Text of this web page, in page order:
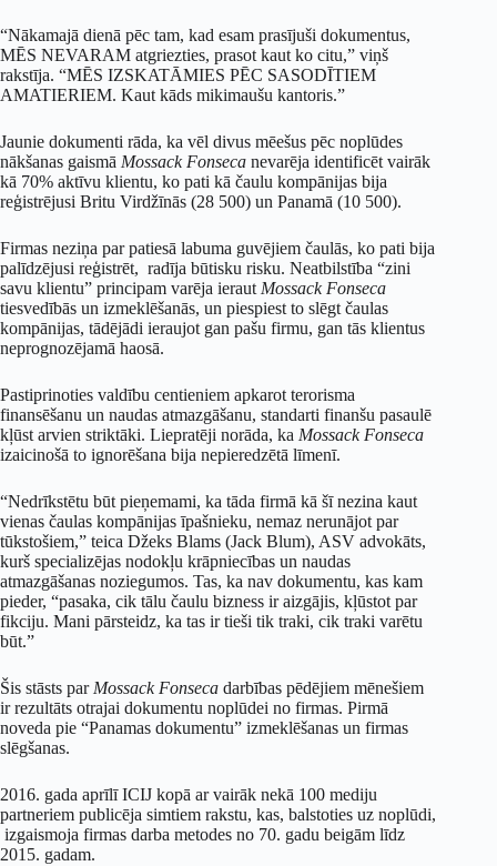
“Nākamajā dienā pēc tam, kad esam prasījuši dokumentus,
MĒS NEVARAM atgriezties, prasot kaut ko citu,” viņš
rakstīja. “MĒS IZSKATĀMIES PĒC SASODĪTIEM
AMATIERIEM. Kaut kāds mikimaušu kantoris.”
Jaunie dokumenti rāda, ka vēl divus mēešus pēc noplūdes
nākšanas gaismā Mossack Fonseca nevarēja identificēt vairāk
kā 70% aktīvu klientu, ko pati kā čaulu kompānijas bija
reģistrējusi Britu Virdžīnās (28 500) un Panamā (10 500).
Firmas neziņa par patiesā labuma guvējiem čaulās, ko pati bija
palīdzējusi reģistrēt, radīja būtisku risku. Neatbilstība “zini
savu klientu” principam varēja ieraut Mossack Fonseca
tiesvedībās un izmeklēšanās, un piespiest to slēgt čaulas
kompānijas, tādējādi ieraujot gan pašu firmu, gan tās klientus
neprognozējamā haosā.
Pastiprinoties valdību centieniem apkarot terorisma
finansēšanu un naudas atmazgāšanu, standarti finanšu pasaulē
kļūst arvien striktāki. Liepratēji norāda, ka Mossack Fonseca
izaicinošā to ignorēšana bija nepieredzētā līmenī.
“Nedrīkstētu būt pieņemami, ka tāda firmā kā šī nezina kaut
vienas čaulas kompānijas īpašnieku, nemaz nerunājot par
tūkstošiem,” teica Džeks Blams (Jack Blum), ASV advokāts,
kurš specializējas nodokļu krāpniecības un naudas
atmazgāšanas noziegumos. Tas, ka nav dokumentu, kas kam
pieder, “pasaka, cik tālu čaulu bizness ir aizgājis, kļūstot par
fikciju. Mani pārsteidz, ka tas ir tieši tik traki, cik traki varētu
būt.”
Šis stāsts par Mossack Fonseca darbības pēdējiem mēnešiem
ir rezultāts otrajai dokumentu noplūdei no firmas. Pirmā
noveda pie “Panamas dokumentu” izmeklēšanas un firmas
slēgšanas.
2016. gada aprīlī ICIJ kopā ar vairāk nekā 100 mediju
partneriem publicēja simtiem rakstu, kas, balstoties uz noplūdi,
izgaismoja firmas darba metodes no 70. gadu beigām līdz
2015. gadam.